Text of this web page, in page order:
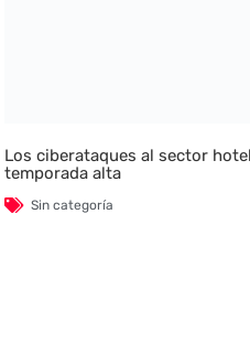
Los ciberataques al sector
temporada alta
Sin categoría